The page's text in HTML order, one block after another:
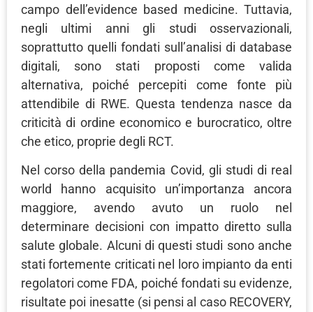
campo dell’evidence based medicine. Tuttavia,
negli ultimi anni gli studi osservazionali,
soprattutto quelli fondati sull’analisi di database
digitali, sono stati proposti come valida
alternativa, poiché percepiti come fonte più
attendibile di RWE. Questa tendenza nasce da
criticità di ordine economico e burocratico, oltre
che etico, proprie degli RCT.
Nel corso della pandemia Covid, gli studi di real
world hanno acquisito un’importanza ancora
maggiore, avendo avuto un ruolo nel
determinare decisioni con impatto diretto sulla
salute globale. Alcuni di questi studi sono anche
stati fortemente criticati nel loro impianto da enti
regolatori come FDA, poiché fondati su evidenze,
risultate poi inesatte (si pensi al caso RECOVERY,